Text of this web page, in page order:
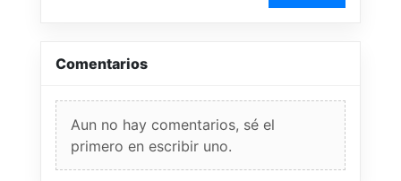
Comentarios
Aun no hay comentarios, sé el
primero en escribir uno.